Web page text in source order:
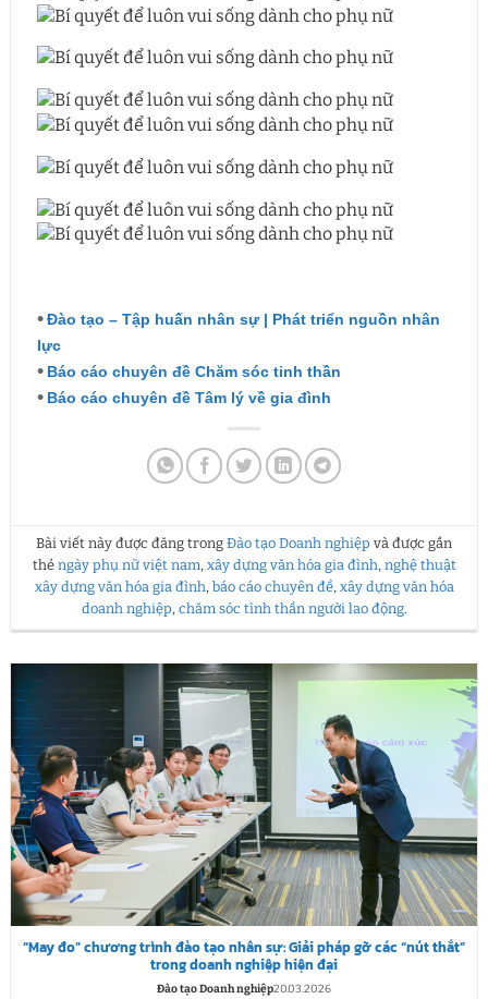
• Đào tạo – Tập huấn nhân sự | Phát triển nguồn nhân
lực
• Báo cáo chuyên đề Chăm sóc tinh thần
• Báo cáo chuyên đề Tâm lý về gia đình
Bài viết này được đăng trong Đào tạo Doanh nghiệp và được gắn
thẻ ngày phụ nữ việt nam, xây dựng văn hóa gia đình, nghệ thuật
xây dựng văn hóa gia đình, báo cáo chuyên đề, xây dựng văn hóa
doanh nghiệp, chăm sóc tình thần người lao động.
“May đo” chương trình đào tạo nhân sự: Giải pháp gỡ các “nút thắt”
trong doanh nghiệp hiện đại
Đào tạo Doanh nghiệp20.03.2026